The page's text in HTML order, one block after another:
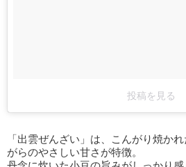
投稿を見る
「出雲ぜんざい」は、こんがり焼か
がらのやさしい甘さが特徴。